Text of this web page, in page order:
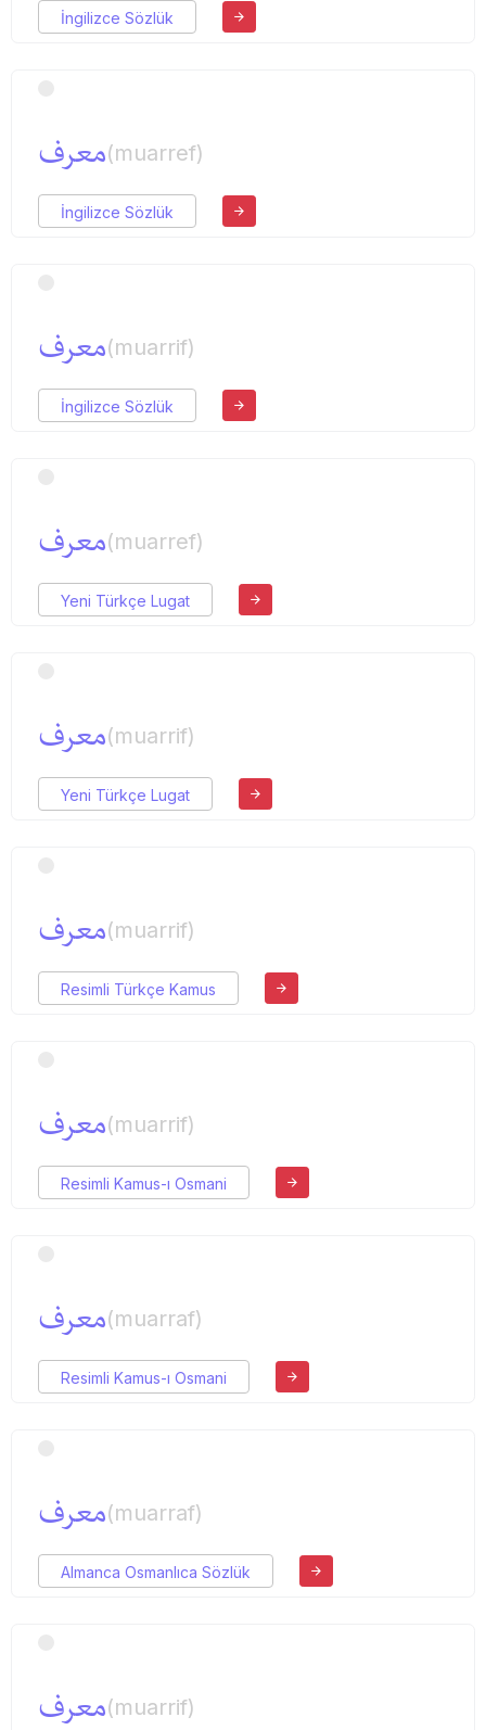
İngilizce Sözlük
معرف(muarref)
İngilizce Sözlük
معرف(muarrif)
İngilizce Sözlük
معرف(muarref)
Yeni Türkçe Lugat
معرف(muarrif)
Yeni Türkçe Lugat
معرف(muarrif)
Resimli Türkçe Kamus
معرف(muarrif)
Resimli Kamus-ı Osmani
معرف(muarraf)
Resimli Kamus-ı Osmani
معرف(muarraf)
Almanca Osmanlıca Sözlük
معرف(muarrif)